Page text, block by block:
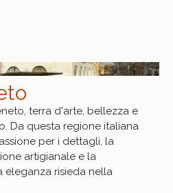
terra d'arte, bellezza e
Da questa regione italiana
per i dettagli, la
artigianale e la
eleganza risieda nella